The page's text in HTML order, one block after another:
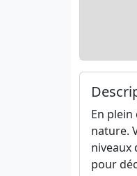
En
nature.
niveaux
pour